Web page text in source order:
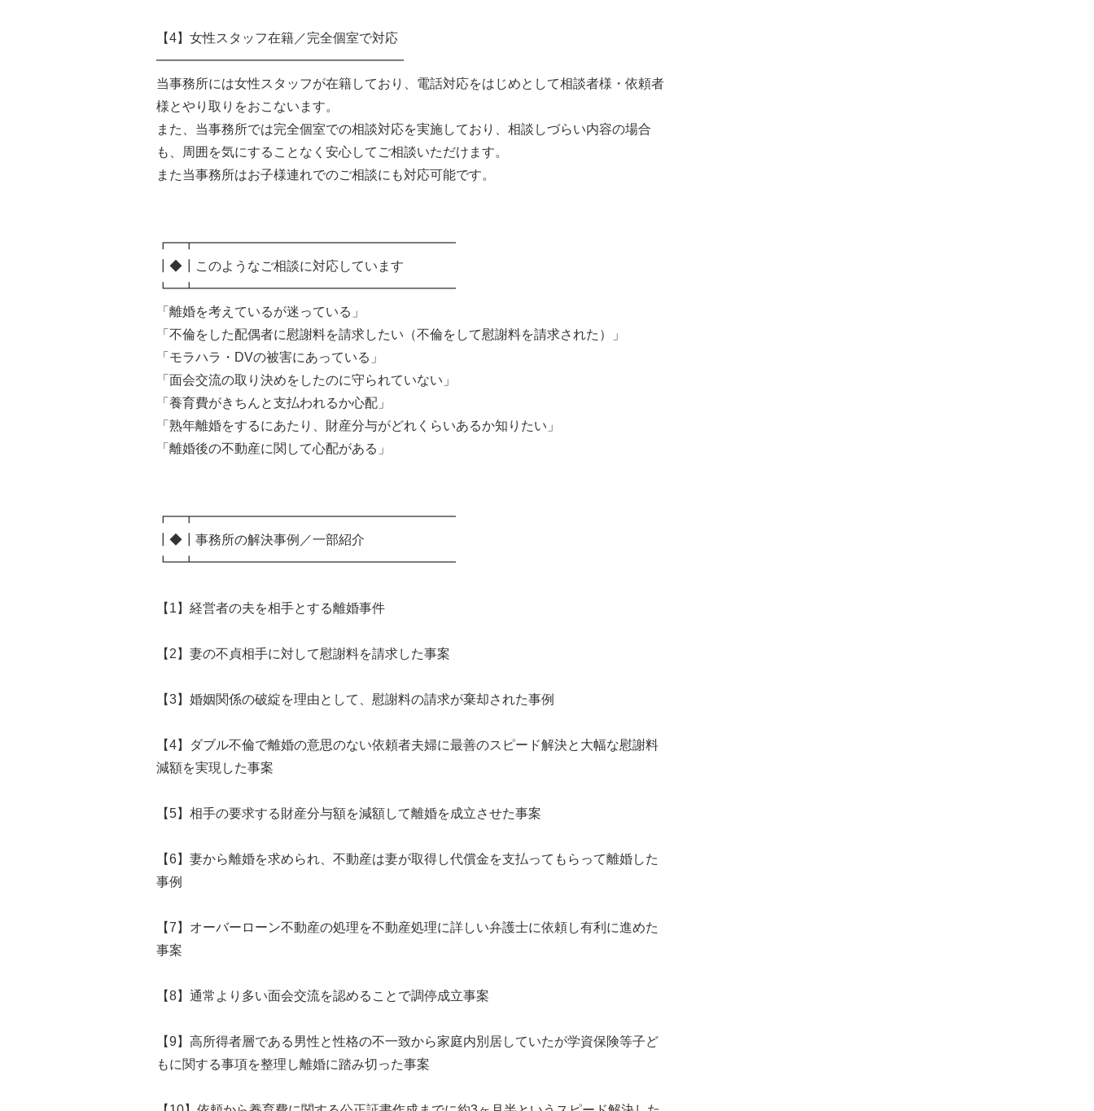
【4】女性スタッフ在籍／完全個室で対応
━━━━━━━━━━━━━━━━━━━
当事務所には女性スタッフが在籍しており、電話対応をはじめとして相談者様・依頼者
様とやり取りをおこないます。
また、当事務所では完全個室での相談対応を実施しており、相談しづらい内容の場合
も、周囲を気にすることなく安心してご相談いただけます。
また当事務所はお子様連れでのご相談にも対応可能です。
┏━┳━━━━━━━━━━━━━━━━━━━━
┃◆┃このようなご相談に対応しています
┗━┻━━━━━━━━━━━━━━━━━━━━
「離婚を考えているが迷っている」
「不倫をした配偶者に慰謝料を請求したい（不倫をして慰謝料を請求された）」
「モラハラ・DVの被害にあっている」
「面会交流の取り決めをしたのに守られていない」
「養育費がきちんと支払われるか心配」
「熟年離婚をするにあたり、財産分与がどれくらいあるか知りたい」
「離婚後の不動産に関して心配がある」
┏━┳━━━━━━━━━━━━━━━━━━━━
┃◆┃事務所の解決事例／一部紹介
┗━┻━━━━━━━━━━━━━━━━━━━━
【1】経営者の夫を相手とする離婚事件
【2】妻の不貞相手に対して慰謝料を請求した事案
【3】婚姻関係の破綻を理由として、慰謝料の請求が棄却された事例
【4】ダブル不倫で離婚の意思のない依頼者夫婦に最善のスピード解決と大幅な慰謝料
減額を実現した事案
【5】相手の要求する財産分与額を減額して離婚を成立させた事案
【6】妻から離婚を求められ、不動産は妻が取得し代償金を支払ってもらって離婚した
事例
【7】オーバーローン不動産の処理を不動産処理に詳しい弁護士に依頼し有利に進めた
事案
【8】通常より多い面会交流を認めることで調停成立事案
【9】高所得者層である男性と性格の不一致から家庭内別居していたが学資保険等子ど
もに関する事項を整理し離婚に踏み切った事案